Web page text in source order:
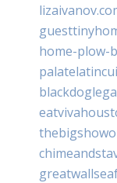
home-plow-